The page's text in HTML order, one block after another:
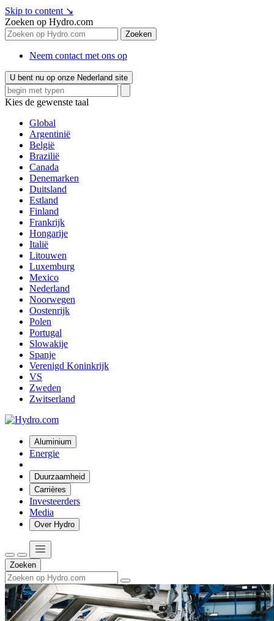
Skip to content ↘
Zoeken op Hydro.com
Zoeken
Neem contact met ons op
U bent nu op onze Nederland site
Kies de gewenste taal
Global
Argentinië
België
Brazilië
Canada
Denemarken
Duitsland
Estland
Finland
Frankrijk
Hongarije
Italië
Litouwen
Luxemburg
Mexico
Nederland
Noorwegen
Oostenrijk
Polen
Portugal
Slowakije
Spanje
Verenigd Koninkrijk
VS
Zweden
Zwitserland
Aluminium
Energie
Duurzaamheid
Carrières
Investeerders
Media
Over Hydro
Zoeken